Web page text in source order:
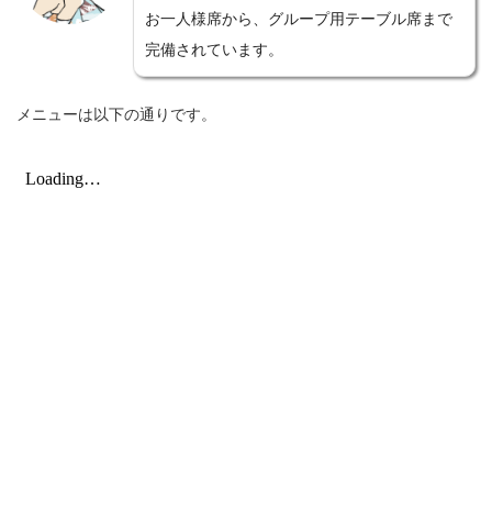
お一人様席から、グループ用テーブル席まで
完備されています。
メニューは以下の通りです。